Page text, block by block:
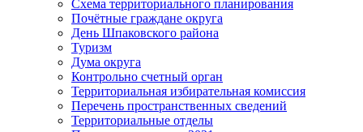
Схема территориального планирования
Почётные граждане округа
День Шпаковского района
Туризм
Дума округа
Контрольно счетный орган
Территориальная избирательная комиссия
Перечень пространственных сведений
Территориальные отделы